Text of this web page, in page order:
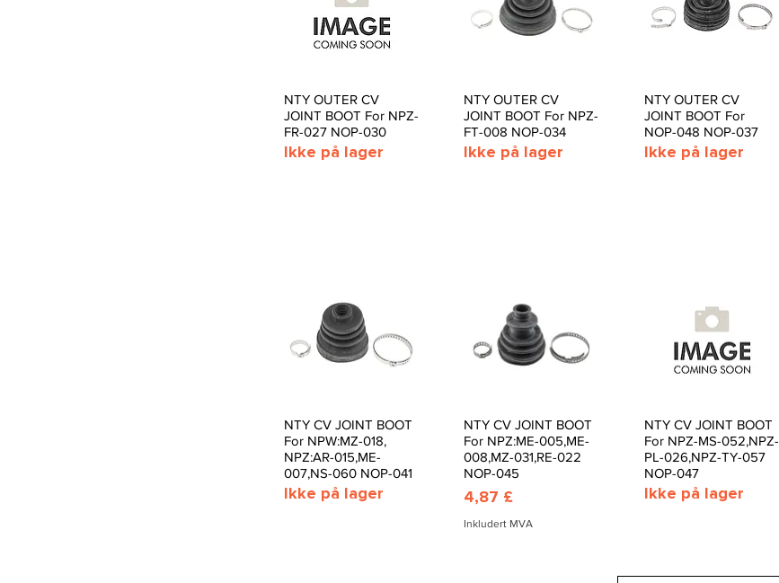
Hurtigvisning
NTY OUTER CV
JOINT BOOT For NPZ-
FR-027 NOP-030
Ikke på lager
Hurtigvisning
NTY OUTER CV
JOINT BOOT For NPZ-
FT-008 NOP-034
Ikke på lager
Hurtigvisning
NTY OUTER CV
JOINT BOOT For
NOP-048 NOP-037
Ikke på lager
Hurtigvisning
NTY CV JOINT BOOT
For NPW:MZ-018,
NPZ:AR-015,ME-
007,NS-060 NOP-041
Ikke på lager
Hurtigvisning
NTY CV JOINT BOOT
For NPZ:ME-005,ME-
008,MZ-031,RE-022
NOP-045
Pris
4,87 £
Inkludert MVA
Hurtigvisning
NTY CV JOINT BOOT
For NPZ-MS-052,NPZ-
PL-026,NPZ-TY-057
NOP-047
Ikke på lager